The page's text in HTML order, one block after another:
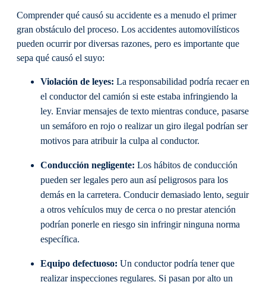
Comprender qué causó su accidente es a menudo el primer
gran obstáculo del proceso. Los accidentes automovilísticos
pueden ocurrir por diversas razones, pero es importante que
sepa qué causó el suyo:
Violación de leyes: La responsabilidad podría recaer en
el conductor del camión si este estaba infringiendo la
ley. Enviar mensajes de texto mientras conduce, pasarse
un semáforo en rojo o realizar un giro ilegal podrían ser
motivos para atribuir la culpa al conductor.
Conducción negligente: Los hábitos de conducción
pueden ser legales pero aun así peligrosos para los
demás en la carretera. Conducir demasiado lento, seguir
a otros vehículos muy de cerca o no prestar atención
podrían ponerle en riesgo sin infringir ninguna norma
específica.
Equipo defectuoso: Un conductor podría tener que
realizar inspecciones regulares. Si pasan por alto un